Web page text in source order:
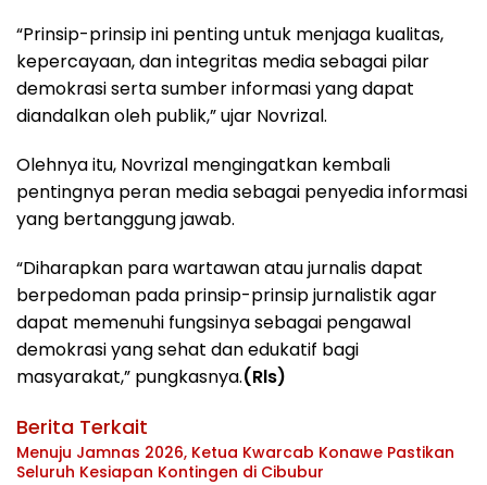
“Prinsip-prinsip ini penting untuk menjaga kualitas,
kepercayaan, dan integritas media sebagai pilar
demokrasi serta sumber informasi yang dapat
diandalkan oleh publik,” ujar Novrizal.
Olehnya itu, Novrizal mengingatkan kembali
pentingnya peran media sebagai penyedia informasi
yang bertanggung jawab.
“Diharapkan para wartawan atau jurnalis dapat
berpedoman pada prinsip-prinsip jurnalistik agar
dapat memenuhi fungsinya sebagai pengawal
demokrasi yang sehat dan edukatif bagi
masyarakat,” pungkasnya.(Rls)
Berita Terkait
Menuju Jamnas 2026, Ketua Kwarcab Konawe Pastikan
Seluruh Kesiapan Kontingen di Cibubur